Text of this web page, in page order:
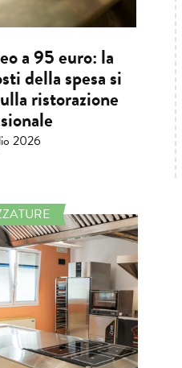
a 95 euro: la
della spesa si
ristorazione
2026